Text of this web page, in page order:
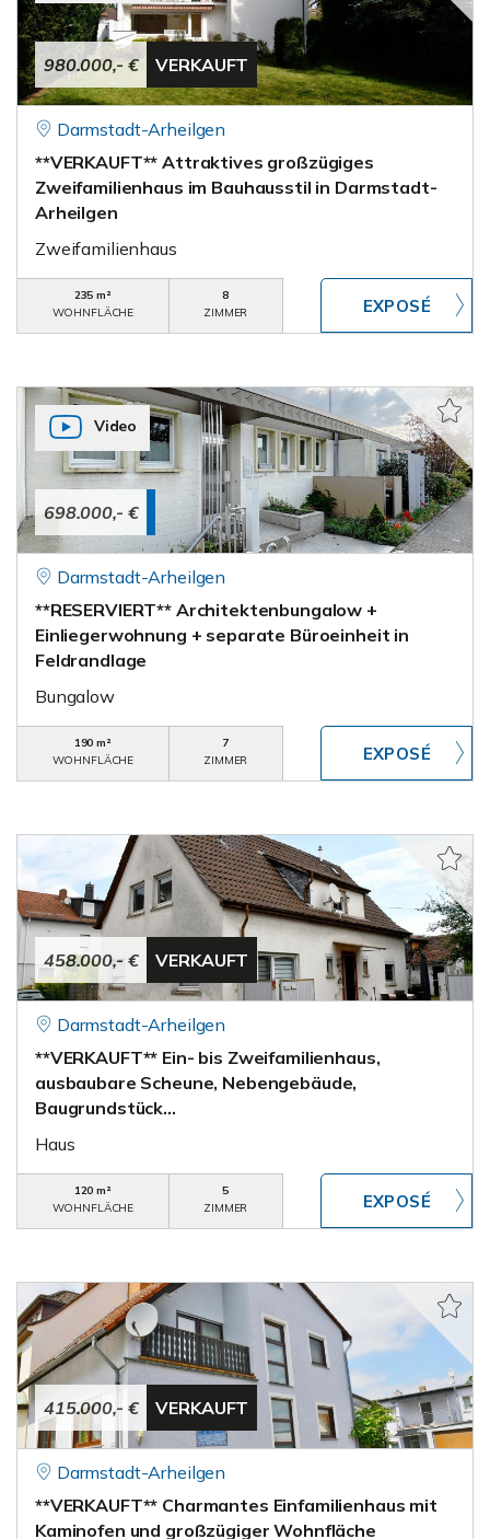
980.000,- € VERKAUFT
Darmstadt-Arheilgen
**VERKAUFT** Attraktives großzügiges
Zweifamilienhaus im Bauhausstil in Darmstadt-
Arheilgen
Zweifamilienhaus
235 m²
WOHNFLÄCHE
8
ZIMMER
698.000,- €
Video
Darmstadt-Arheilgen
**RESERVIERT** Architektenbungalow +
Einliegerwohnung + separate Büroeinheit in
Feldrandlage
Bungalow
190 m²
WOHNFLÄCHE
7
ZIMMER
458.000,- € VERKAUFT
Darmstadt-Arheilgen
**VERKAUFT** Ein- bis Zweifamilienhaus,
ausbaubare Scheune, Nebengebäude,
Baugrundstück...
Haus
120 m²
WOHNFLÄCHE
5
ZIMMER
415.000,- € VERKAUFT
Darmstadt-Arheilgen
**VERKAUFT** Charmantes Einfamilienhaus mit
Kaminofen und großzügiger Wohnfläche